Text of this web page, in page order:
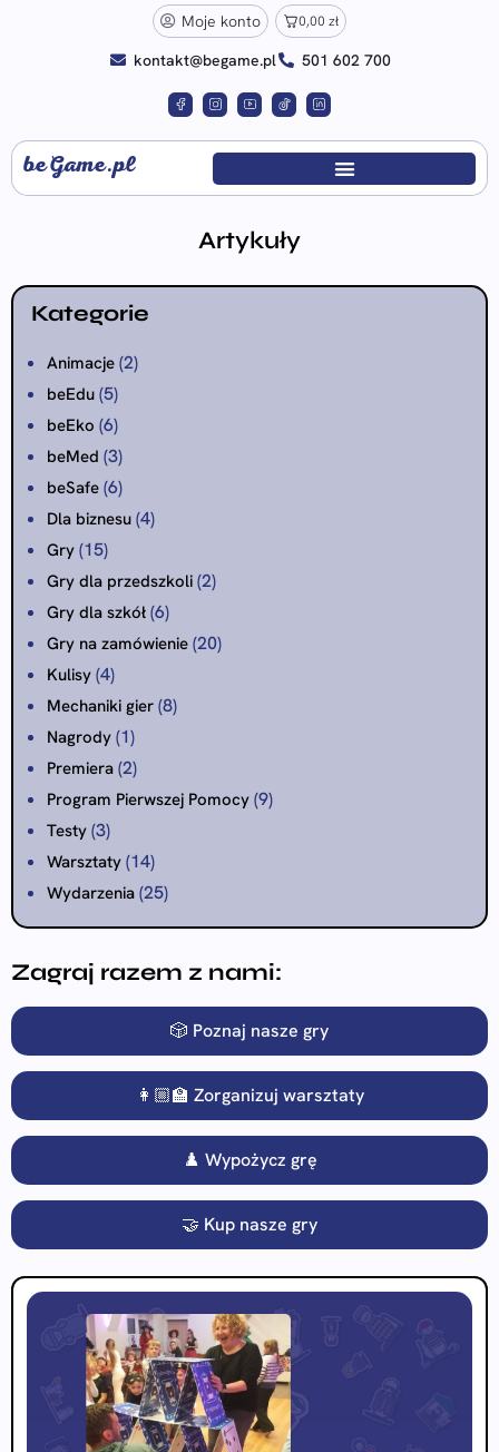
Moje konto 0,00 zł
kontakt@begame.pl 501 602 700
beGame.pl
Artykuły
Kategorie
Animacje (2)
beEdu (5)
beEko (6)
beMed (3)
beSafe (6)
Dla biznesu (4)
Gry (15)
Gry dla przedszkoli (2)
Gry dla szkół (6)
Gry na zamówienie (20)
Kulisy (4)
Mechaniki gier (8)
Nagrody (1)
Premiera (2)
Program Pierwszej Pomocy (9)
Testy (3)
Warsztaty (14)
Wydarzenia (25)
Zagraj razem z nami:
🎲 Poznaj nasze gry
👩🏼‍🏫 Zorganizuj warsztaty
♟️ Wypożycz grę
🤝 Kup nasze gry